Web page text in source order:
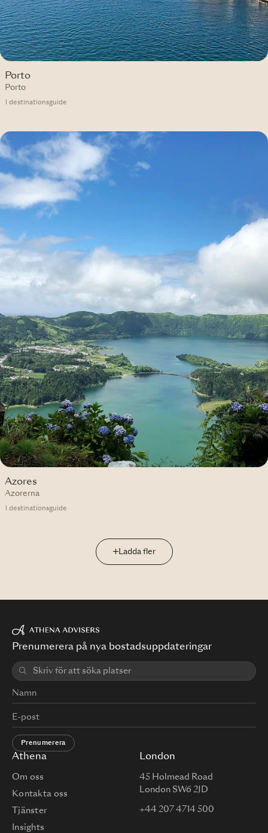
Porto
Porto
1 destinationsguide
Azores
Azorerna
1 destinationsguide
Ladda fler
Athena
Om oss
Kontakta oss
Tjänster
Insights
London
45 Holmead Road
London SW6 2JD
+44 207 4714 500
Prenumerera på nya bostadsuppdateringar
Prenumerera